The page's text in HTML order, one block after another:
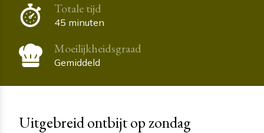
Totale tijd
45 minuten
Moeilijkheidsgraad
Gemiddeld
Uitgebreid ontbijt op zondag